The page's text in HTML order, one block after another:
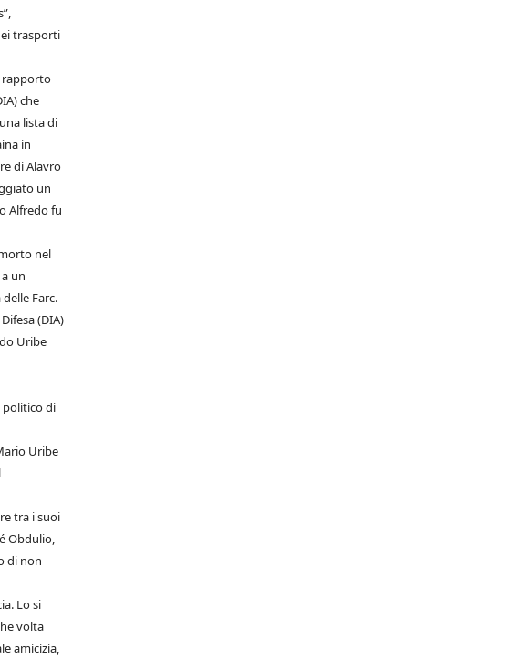
trasporti
rapporto
che
lista di
in
di Alavro
un
Alfredo fu
nel
un
Farc.
(DIA)
Uribe
politico di
Uribe
tra i suoi
Obdulio,
di non
Lo si
volta
amicizia,